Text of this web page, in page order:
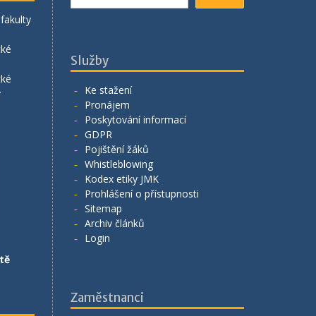
Služby
Ke stažení
Pronájem
Poskytování informací
GDPR
Pojištění žáků
Whistleblowing
Kodex etiky JMK
Prohlášení o přístupnosti
Sitemap
Archiv článků
Login
Zaměstnanci